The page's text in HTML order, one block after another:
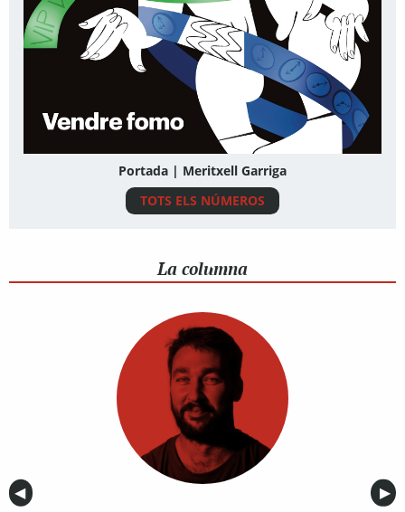
Portada | Meritxell Garriga
TOTS ELS NÚMEROS
La columna
Anterior
◀︎ ▶︎